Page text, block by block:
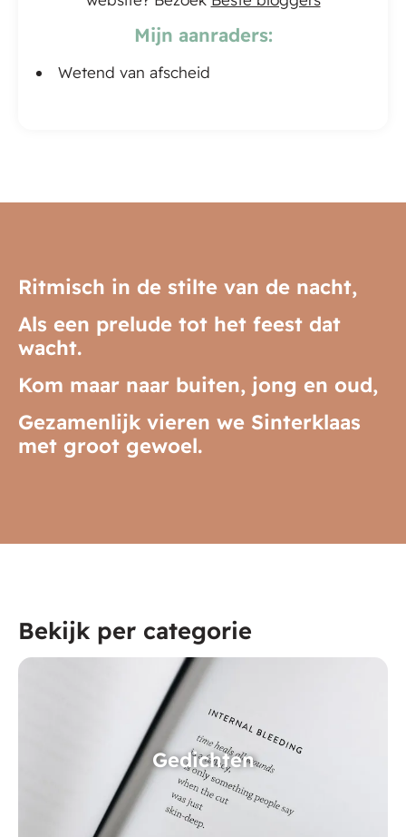
Mijn aanraders:
Wetend van afscheid
Ritmisch in de stilte van de nacht,
Als een prelude tot het feest dat
wacht.
Kom maar naar buiten, jong en oud,
Gezamenlijk vieren we Sinterklaas
met groot gewoel.
Bekijk per categorie
Gedichten